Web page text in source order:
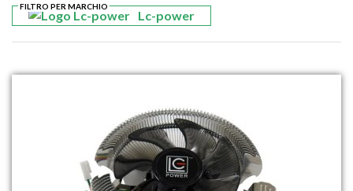
Lc-power
FILTRO PER MARCHIO